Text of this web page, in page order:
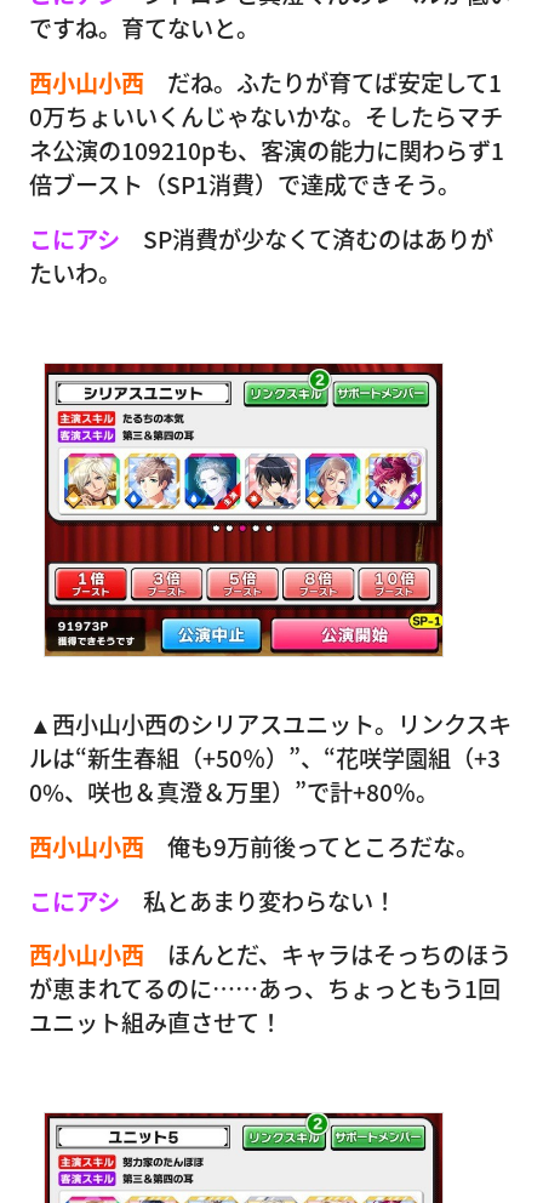
ですね。育てないと。
西小山小西 だね。ふたりが育てば安定して1
0万ちょいいくんじゃないかな。そしたらマチ
ネ公演の109210pも、客演の能力に関わらず1
倍ブースト（SP1消費）で達成できそう。
こにアシ SP消費が少なくて済むのはありが
たいわ。
▲西小山小西のシリアスユニット。リンクスキ
ルは“新生春組（+50％）”、“花咲学園組（+3
0%、咲也＆真澄＆万里）”で計+80％。
西小山小西 俺も9万前後ってところだな。
こにアシ 私とあまり変わらない！
西小山小西 ほんとだ、キャラはそっちのほう
が恵まれてるのに……あっ、ちょっともう1回
ユニット組み直させて！